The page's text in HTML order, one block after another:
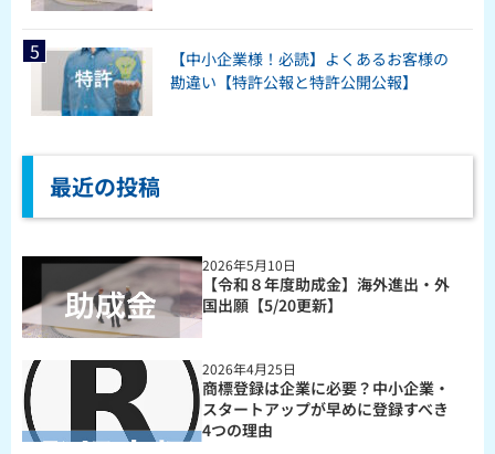
【中小企業様！必読】よくあるお客様の
勘違い【特許公報と特許公開公報】
最近の投稿
2026年5月10日
【令和８年度助成金】海外進出・外
国出願【5/20更新】
2026年4月25日
商標登録は企業に必要？中小企業・
スタートアップが早めに登録すべき
4つの理由